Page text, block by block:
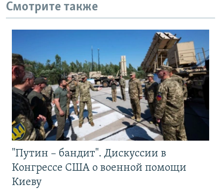
Смотрите также
"Путин – бандит". Дискуссии в
Конгрессе США о военной помощи
Киеву